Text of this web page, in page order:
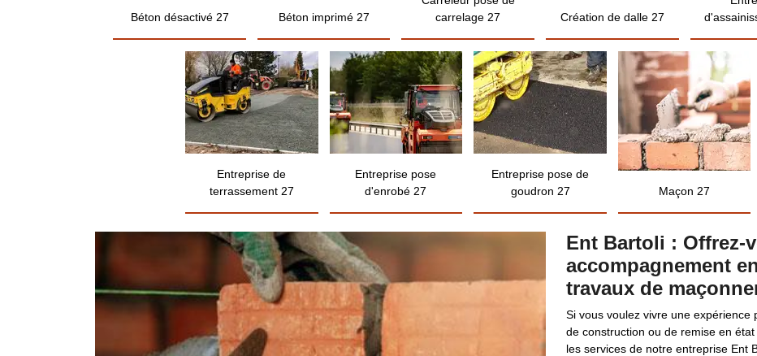
Béton désactivé 27 Béton imprimé 27
carrelage 27
Création de dalle 27
Entreprise de
terrassement 27
Entreprise pose
d'enrobé 27
Entreprise pose de
goudron 27
Maçon 27
Ent Bartoli : Offrez-
accompagnement
travaux de
Si vous voulez vivre une
de construction ou de remise en
les services de notre entreprise Ent